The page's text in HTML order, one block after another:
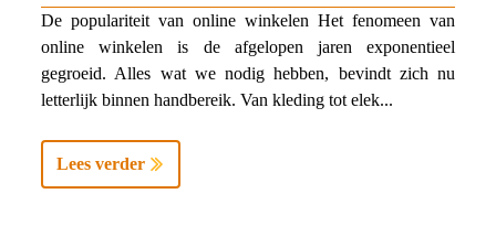
De populariteit van online winkelen Het fenomeen van
online winkelen is de afgelopen jaren exponentieel
gegroeid. Alles wat we nodig hebben, bevindt zich nu
letterlijk binnen handbereik. Van kleding tot elek...
Lees verder